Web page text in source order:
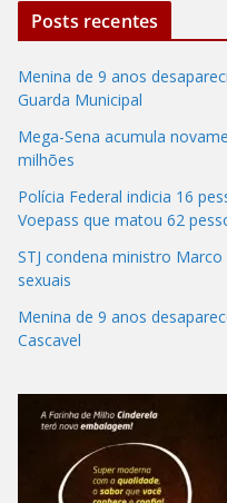
Posts recentes
Menina de 9 anos
Guarda Municipal
Mega-Sena acumula
milhões
Polícia Federal indicia 16
Voepass que matou 62
STJ condena ministro
sexuais
Menina de 9 anos
Cascavel